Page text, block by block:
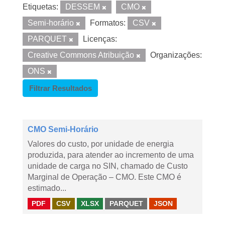
Etiquetas: DESSEM
CMO
Semi-horário
Formatos:
CSV
PARQUET
Licenças:
Creative Commons Atribuição
Organizações:
ONS
Filtrar Resultados
CMO Semi-Horário
Valores do custo, por unidade de energia
produzida, para atender ao incremento de uma
unidade de carga no SIN, chamado de Custo
Marginal de Operação – CMO. Este CMO é
estimado...
PDF CSV XLSX PARQUET JSON